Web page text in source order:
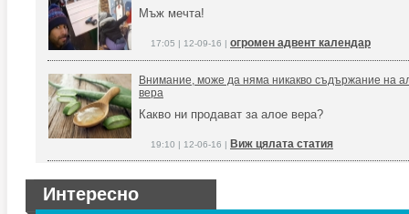
Мъж мечта!
17:05 | 12-09-16 | огромен адвент календар
Внимание, може да няма никакво съдържание на
вера
Какво ни продават за алое вера?
19:10 | 12-06-16 | Виж цялата статия
Интересно